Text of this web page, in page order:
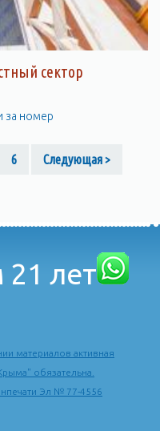
сектор
за номер
6 Следующая >
лет
материалов активная
обязательна.
Эл № 77-4556